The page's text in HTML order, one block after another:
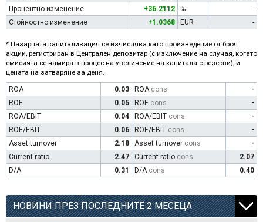
Процентно изменение
+36.2112 %
-
Стойностно изменение
+1.0368 EUR -
* Пазарната капитализация се изчислява като произведение от броя
акции, регистриран в Централен депозитар (с изключение на случая, когато
емисията се намира в процес на увеличение на капитала с резерви), и
цената на затваряне за деня.
ROA 0.03 ROA cons
-
ROE
0.05 ROE cons
-
ROA/EBIT
0.04 ROA/EBIT cons
-
ROE/EBIT
0.06 ROE/EBIT cons
-
Asset turnover
2.18 Asset turnover cons
-
Current ratio
2.47 Current ratio cons
2.07
D/A
0.31 D/A cons 0.40
НОВИНИ ПРЕЗ ПОСЛЕДНИТЕ 2 МЕСЕЦА